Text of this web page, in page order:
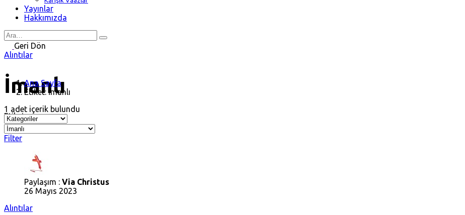
Yayınlar
Hakkımızda
Search
forGeri Dön
Alıntılar
İmanlı
Etiket
Ana Sayfa
Etiket: İmanlı
1 adet içerik bulundu
Filter
Paylaşım : Via Christus
26 Mayıs 2023
Alıntılar